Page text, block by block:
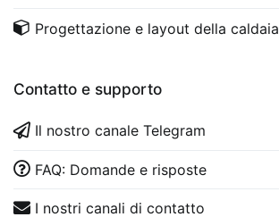
Progettazione e layout della caldaia
Contatto e supporto
Il nostro canale Telegram
FAQ: Domande e risposte
I nostri canali di contatto